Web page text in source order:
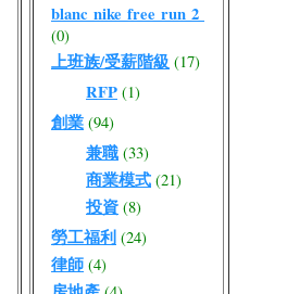
blanc nike free run 2
(0)
上班族/受薪階級 (17)
RFP (1)
創業 (94)
兼職 (33)
商業模式 (21)
投資 (8)
勞工福利 (24)
律師 (4)